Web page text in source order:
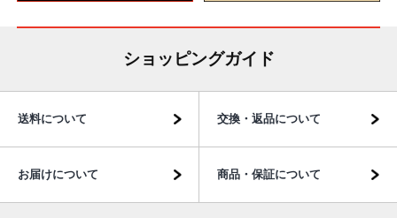
ショッピングガイド
送料について 交換・返品について
お届けについて 商品・保証について